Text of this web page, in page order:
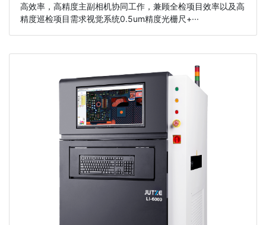
高效率，高精度主副相机协同工作，兼顾全检项目效率以及高
精度巡检项目需求视觉系统0.5um精度光栅尺+···